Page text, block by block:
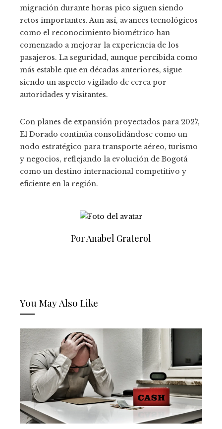
migración durante horas pico siguen siendo
retos importantes. Aun así, avances tecnológicos
como el reconocimiento biométrico han
comenzado a mejorar la experiencia de los
pasajeros. La seguridad, aunque percibida como
más estable que en décadas anteriores, sigue
siendo un aspecto vigilado de cerca por
autoridades y visitantes.
Con planes de expansión proyectados para 2027,
El Dorado continúa consolidándose como un
nodo estratégico para transporte aéreo, turismo
y negocios, reflejando la evolución de Bogotá
como un destino internacional competitivo y
eficiente en la región.
Por Anabel Graterol
You May Also Like